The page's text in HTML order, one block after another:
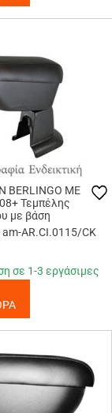
BERLINGO ΜΕ
Τεμπέλης
με βάση
AR.CI.0115/CK
σε 1-3 εργάσιμες